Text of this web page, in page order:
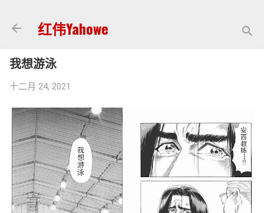
红伟Yahowe
我想游泳
十二月 24, 2021